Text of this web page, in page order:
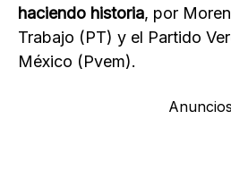
haciendo historia, por
Trabajo (PT) y el Partido
México (Pvem).
Anuncios